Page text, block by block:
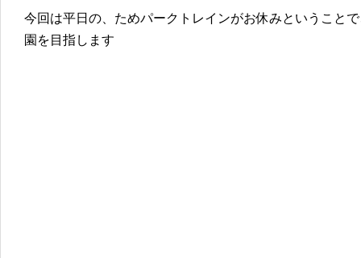
今回は平日の、ためパークトレインがお休みということ
園を目指します